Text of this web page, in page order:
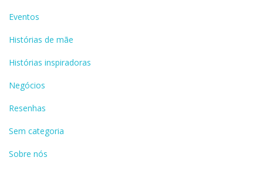
Eventos
Histórias de mãe
Histórias inspiradoras
Negócios
Resenhas
Sem categoria
Sobre nós